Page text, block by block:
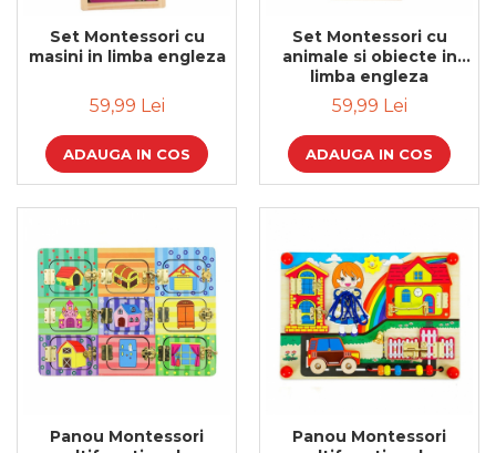
Set Montessori cu
masini in limba engleza
59,99 Lei
ADAUGA IN COS
Set Montessori cu
animale si obiecte in
limba engleza
59,99 Lei
ADAUGA IN COS
Panou Montessori
Panou Montessori